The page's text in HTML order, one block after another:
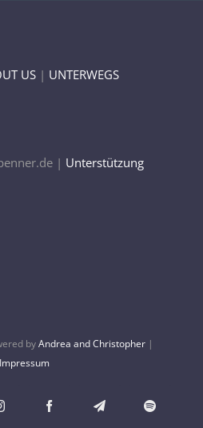
US| UNTERWEGS
| Unterstützung
byAndrea and Christopher|
Impressum
FacebookTelegram Spotify